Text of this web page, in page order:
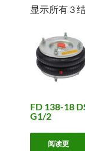
显示所有 3
FD 138-18
G1/2
阅读更